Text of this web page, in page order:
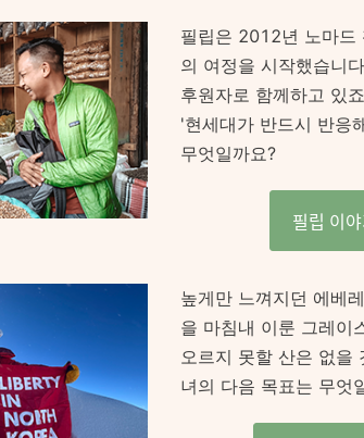
필립은 2012년 노마드
의 여정을 시작했습니
후원자로 함께하고 있
'현세대가 반드시 반응
무엇일까요?
필립 이
높게만 느껴지던 에베
을 마침내 이룬 그레이
오르지 못할 산은 없을
녀의 다음 목표는 무엇